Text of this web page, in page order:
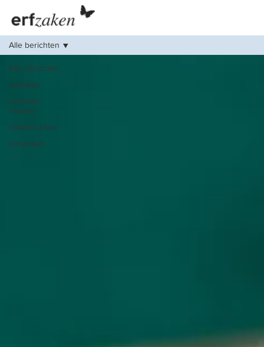
Alle berichten
erfzaken
erfzaken
nieuws
nalatenschap
schenken
Alle berichten